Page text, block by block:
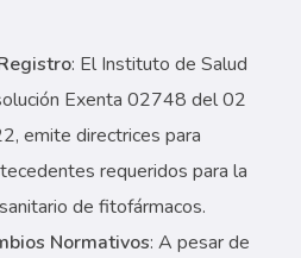
: El Instituto de Salud
Exenta 02748 del 02
emite directrices para
requeridos para la
de fitofármacos.
Normativos: A pesar de